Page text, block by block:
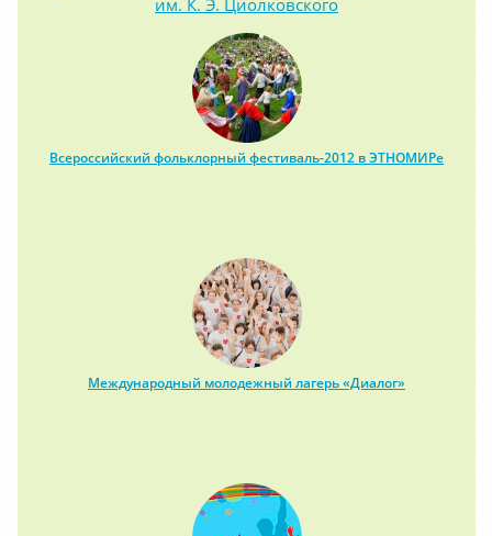
Всероссийский фольклорный фестиваль-2012 в ЭТНОМИРе
Международный молодежный лагерь «Диалог»